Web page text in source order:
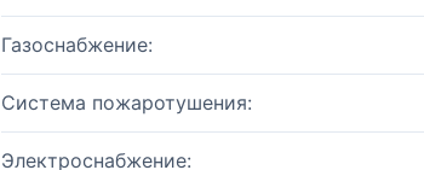
Газоснабжение:
Система пожаротушения:
Электроснабжение: